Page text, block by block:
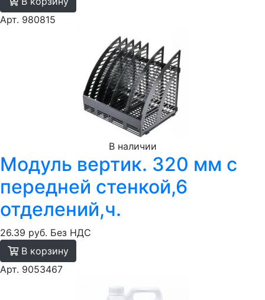
Арт. 980815
В наличии
Модуль вертик. 320 мм с
передней стенкой,6
отделений,ч.
26.39 руб. Без НДС
В корзину
Арт. 9053467